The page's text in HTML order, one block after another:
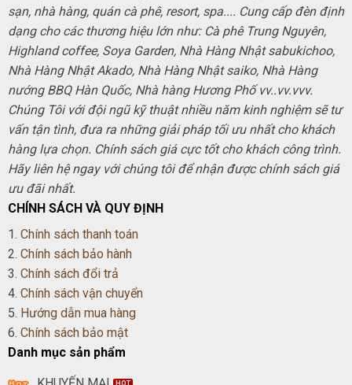
sạn, nhà hàng, quán cà phê, resort, spa.... Cung cấp đèn định
dạng cho các thương hiệu lớn như: Cà phê Trung Nguyên,
Highland coffee, Soya Garden, Nhà Hàng Nhật sabukichoo,
Nhà Hàng Nhật Akado, Nhà Hàng Nhật saiko, Nhà Hàng
nướng BBQ Hàn Quốc, Nhà hàng Hương Phố vv..vv.vvv.
Chúng Tôi với đội ngũ kỹ thuật nhiều năm kinh nghiệm sẽ tư
vấn tận tình, đưa ra những giải pháp tối ưu nhất cho khách
hàng lựa chọn. Chính sách giá cực tốt cho khách công trình.
Hãy liên hệ ngay với chúng tôi để nhận được chính sách giá
ưu đãi nhất.
CHÍNH SÁCH VÀ QUY ĐỊNH
1. Chính sách thanh toán
2. Chính sách bảo hành
3. Chính sách đổi trả
4. Chính sách vận chuyển
5. Hướng dẫn mua hàng
6. Chính sách bảo mật
Danh mục sản phẩm